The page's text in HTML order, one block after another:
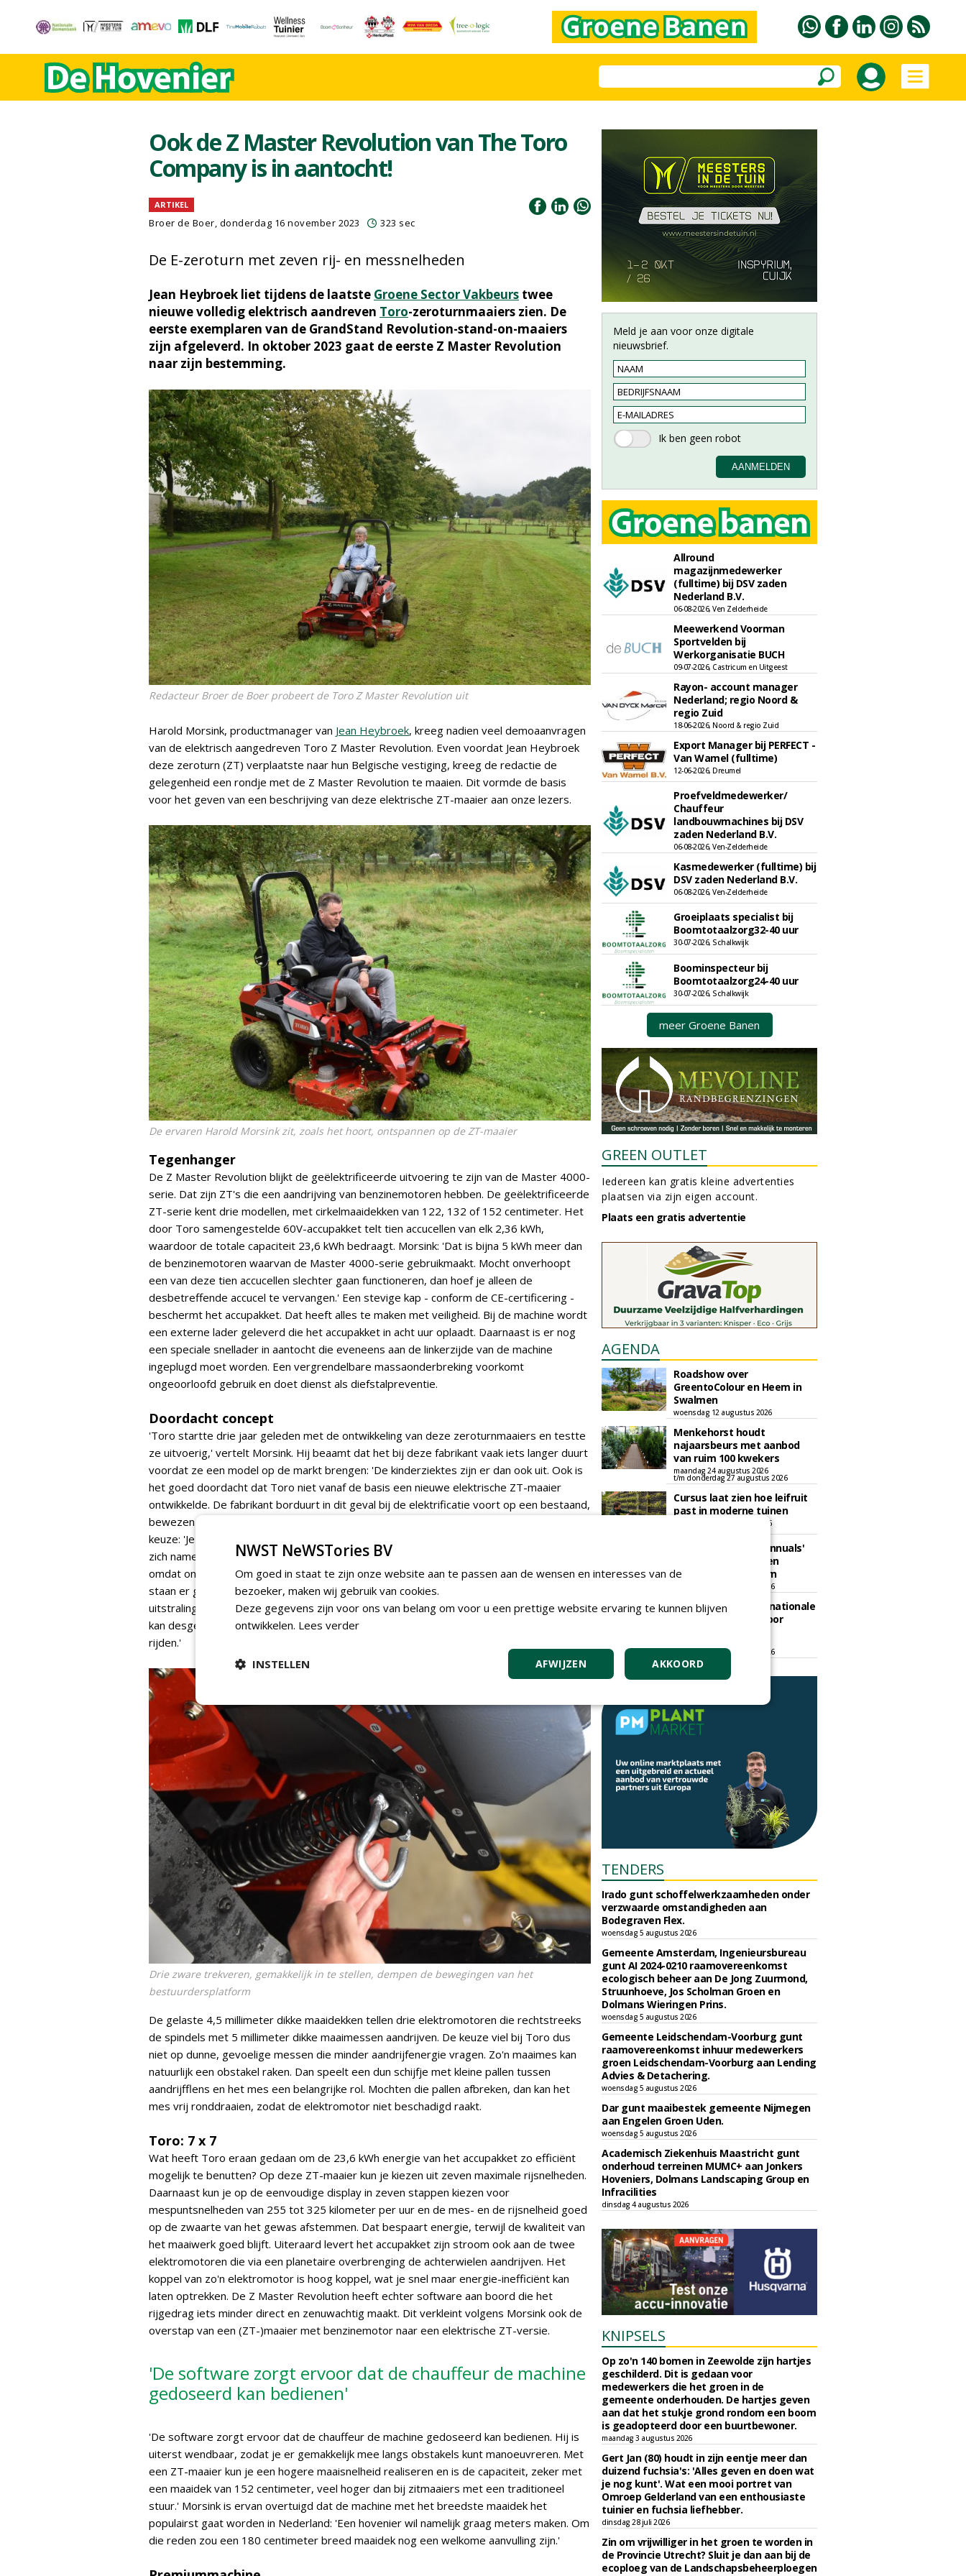
Ook de Z Master Revolution van The Toro
Company is in aantocht!
ARTIKEL
Broer de Boer, donderdag 16 november 2023 323 sec
De E-zeroturn met zeven rij- en messnelheden
Jean Heybroek liet tijdens de laatste Groene Sector Vakbeurs twee
nieuwe volledig elektrisch aandreven Toro-zeroturnmaaiers zien. De
eerste exemplaren van de GrandStand Revolution-stand-on-maaiers
zijn afgeleverd. In oktober 2023 gaat de eerste Z Master Revolution
naar zijn bestemming.
Redacteur Broer de Boer probeert de Toro Z Master Revolution uit
Harold Morsink, productmanager van Jean Heybroek, kreeg nadien veel demoaanvragen
van de elektrisch aangedreven Toro Z Master Revolution. Even voordat Jean Heybroek
deze zeroturn (ZT) verplaatste naar hun Belgische vestiging, kreeg de redactie de
gelegenheid een rondje met de Z Master Revolution te maaien. Dit vormde de basis
voor het geven van een beschrijving van deze elektrische ZT-maaier aan onze lezers.
De ervaren Harold Morsink zit, zoals het hoort, ontspannen op de ZT-maaier
Tegenhanger
De Z Master Revolution blijkt de geëlektrificeerde uitvoering te zijn van de Master 4000-
serie. Dat zijn ZT's die een aandrijving van benzinemotoren hebben. De geëlektrificeerde
ZT-serie kent drie modellen, met cirkelmaaidekken van 122, 132 of 152 centimeter. Het
door Toro samengestelde 60V-accupakket telt tien accucellen van elk 2,36 kWh,
waardoor de totale capaciteit 23,6 kWh bedraagt. Morsink: 'Dat is bijna 5 kWh meer dan
de benzinemotoren waarvan de Master 4000-serie gebruikmaakt. Mocht onverhoopt
een van deze tien accucellen slechter gaan functioneren, dan hoef je alleen de
desbetreffende accucel te vervangen.' Een stevige kap - conform de CE-certificering -
beschermt het accupakket. Dat heeft alles te maken met veiligheid. Bij de machine wordt
een externe lader geleverd die het accupakket in acht uur oplaadt. Daarnaast is er nog
een speciale snellader in aantocht die eveneens aan de linkerzijde van de machine
ingeplugd moet worden. Een vergrendelbare massaonderbreking voorkomt
ongeoorloofd gebruik en doet dienst als diefstalpreventie.
Doordacht concept
'Toro startte drie jaar geleden met de ontwikkeling van deze zeroturnmaaiers en testte
ze uitvoerig,' vertelt Morsink. Hij beaamt dat het bij deze fabrikant vaak iets langer duurt
voordat ze een model op de markt brengen: 'De kinderziektes zijn er dan ook uit. Ook is
het goed doordacht dat Toro niet vanaf de basis een nieuwe elektrische ZT-maaier
ontwikkelde. De fabrikant borduurt in dit geval bij de elektrificatie voort op een bestaand,
bewezen concept van de Master 4000 ZT's.' Morsink noemt dit ook een verstandige
keuze: 'Je moet het wiel niet opnieuw willen uitvinden. De gebruikte onderdelen hebben
zich namelijk al bewezen. Uitbreiding van het voorraadassortiment bij dealers is onnodig
omdat onderdelen uitwisselbaar zijn. Dit bespaart ook een stuk logistiek. Bovendien
staan er geen "afwijkende" machines in de showroomopstellingen. Dat geeft meer
uitstraling en draagt bij aan de herkenbaarheid bij vakmensen en het publiek. De machine
kan desgewenst op kenteken worden gezet, zodat je ermee op de openbare weg mag
rijden.'
Drie zware trekveren, gemakkelijk in te stellen, dempen de bewegingen van het
bestuurdersplatform
De gelaste 4,5 millimeter dikke maaidekken tellen drie elektromotoren die rechtstreeks
de spindels met 5 millimeter dikke maaimessen aandrijven. De keuze viel bij Toro dus
niet op dunne, gevoelige messen die minder aandrijfenergie vragen. Zo'n maaimes kan
natuurlijk een obstakel raken. Dan speelt een dun schijfje met kleine pallen tussen
aandrijfflens en het mes een belangrijke rol. Mochten die pallen afbreken, dan kan het
mes vrij ronddraaien, zodat de elektromotor niet beschadigd raakt.
Toro: 7 x 7
Wat heeft Toro eraan gedaan om de 23,6 kWh energie van het accupakket zo efficiënt
mogelijk te benutten? Op deze ZT-maaier kun je kiezen uit zeven maximale rijsnelheden.
Daarnaast kun je op de eenvoudige display in zeven stappen kiezen voor
mespuntsnelheden van 255 tot 325 kilometer per uur en de mes- en de rijsnelheid goed
op de zwaarte van het gewas afstemmen. Dat bespaart energie, terwijl de kwaliteit van
het maaiwerk goed blijft. Uiteraard levert het accupakket zijn stroom ook aan de twee
elektromotoren die via een planetaire overbrenging de achterwielen aandrijven. Het
koppel van zo'n elektromotor is hoog koppel, wat je snel maar energie-inefficiënt kan
laten optrekken. De Z Master Revolution heeft echter software aan boord die het
rijgedrag iets minder direct en zenuwachtig maakt. Dit verkleint volgens Morsink ook de
overstap van een (ZT-)maaier met benzinemotor naar een elektrische ZT-versie.
'De software zorgt ervoor dat de chauffeur de machine
gedoseerd kan bedienen'
'De software zorgt ervoor dat de chauffeur de machine gedoseerd kan bedienen. Hij is
uiterst wendbaar, zodat je er gemakkelijk mee langs obstakels kunt manoeuvreren. Met
een ZT-maaier kun je een hogere maaisnelheid realiseren en is de capaciteit, zeker met
een maaidek van 152 centimeter, veel hoger dan bij zitmaaiers met een traditioneel
stuur.' Morsink is ervan overtuigd dat de machine met het breedste maaidek het
populairst gaat worden in Nederland: 'Een hovenier wil namelijk graag meters maken. Om
die reden zou een 180 centimeter breed maaidek nog een welkome aanvulling zijn.'
Meld je aan voor onze digitale
nieuwsbrief.
Allround
magazijnmedewerker
(fulltime) bij DSV zaden
Nederland B.V.
06-08-2026, Ven Zelderheide
Meewerkend Voorman
Sportvelden bij
Werkorganisatie BUCH
09-07-2026, Castricum en Uitgeest
Rayon- account manager
Nederland; regio Noord &
regio Zuid
18-06-2026, Noord & regio Zuid
Export Manager bij PERFECT -
Van Wamel (fulltime)
12-06-2026, Dreumel
Proefveldmedewerker/
Chauffeur
landbouwmachines bij DSV
zaden Nederland B.V.
06-08-2026, Ven-Zelderheide
Kasmedewerker (fulltime) bij
DSV zaden Nederland B.V.
06-08-2026, Ven-Zelderheide
Groeiplaats specialist bij
Boomtotaalzorg32-40 uur
30-07-2026, Schalkwijk
Boominspecteur bij
Boomtotaalzorg24-40 uur
30-07-2026, Schalkwijk
meer Groene Banen
GREEN OUTLET
Iedereen kan gratis kleine advertenties
plaatsen via zijn eigen account.
Plaats een gratis advertentie
AGENDA
Roadshow over
GreentoColour en Heem in
Swalmen
woensdag 12 augustus 2026
Menkehorst houdt
najaarsbeurs met aanbod
van ruim 100 kwekers
maandag 24 augustus 2026
t/m donderdag 27 augustus 2026
Cursus laat zien hoe leifruit
past in moderne tuinen
woensdag 26 augustus 2026
Vakdag 'All About Annuals'
zet eenjarige planten
centraal in Appeltern
donderdag 27 augustus 2026
GaLaBau 2026: internationale
ontmoetingsplek voor
t/m vrijdag 18 september 2026
TENDERS
Irado gunt schoffelwerkzaamheden onder
verzwaarde omstandigheden aan
Bodegraven Flex.
woensdag 5 augustus 2026
Gemeente Amsterdam, Ingenieursbureau
gunt AI 2024-0210 raamovereenkomst
ecologisch beheer aan De Jong Zuurmond,
Struunhoeve, Jos Scholman Groen en
Dolmans Wieringen Prins.
woensdag 5 augustus 2026
Gemeente Leidschendam-Voorburg gunt
raamovereenkomst inhuur medewerkers
groen Leidschendam-Voorburg aan Lending
Advies & Detachering.
woensdag 5 augustus 2026
Dar gunt maaibestek gemeente Nijmegen
aan Engelen Groen Uden.
woensdag 5 augustus 2026
Academisch Ziekenhuis Maastricht gunt
onderhoud terreinen MUMC+ aan Jonkers
Hoveniers, Dolmans Landscaping Group en
Infracilities
dinsdag 4 augustus 2026
KNIPSELS
Op zo'n 140 bomen in Zeewolde zijn hartjes
geschilderd. Dit is gedaan voor
medewerkers die het groen in de
gemeente onderhouden. De hartjes geven
aan dat het stukje grond rondom een boom
is geadopteerd door een buurtbewoner.
maandag 3 augustus 2026
Gert Jan (80) houdt in zijn eentje meer dan
duizend fuchsia's: 'Alles geven en doen wat
je nog kunt'. Wat een mooi portret van
Omroep Gelderland van een enthousiaste
tuinier en fuchsia liefhebber.
dinsdag 28 juli 2026
Zin om vrijwilliger in het groen te worden in
de Provincie Utrecht? Sluit je dan aan bij de
ecoploeg van de Landschapsbeheerploegen
NWST NeWSTories BV
Om goed in staat te zijn onze website aan te passen aan de wensen en interesses van de
bezoeker, maken wij gebruik van cookies.
Deze gegevens zijn voor ons van belang om voor u een prettige website ervaring te kunnen blijven
ontwikkelen. Lees verder
AKKOORD
AFWIJZEN
INSTELLEN